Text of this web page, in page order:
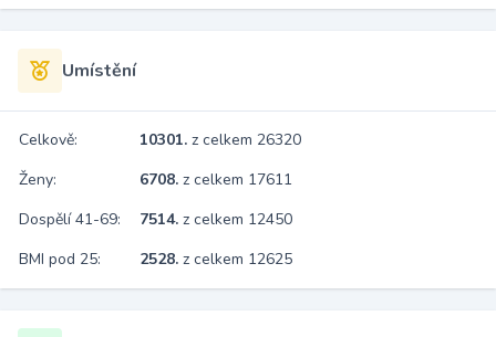
Umístění
Celkově: 10301. z celkem 26320
Ženy:
6708. z celkem 17611
Dospělí 41-69:
7514. z celkem 12450
BMI pod 25:
2528. z celkem 12625